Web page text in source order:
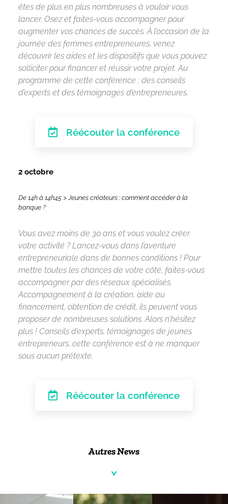
êtes de plus en plus nombreuses à vouloir vous
lancer. Osez et faites-vous accompagner pour
augmenter vos chances de succès. À l’occasion de la
journée des femmes entrepreneures, venez
découvrir les aides et les dispositifs que vous pouvez
solliciter pour financer et réussir votre projet. Au
programme de cette conférence : des conseils
d’experts et des témoignages d’entrepreneures.
Réécouter la conférence
2 octobre
De 14h à 14h45 > Jeunes créateurs : comment accéder à la
banque ?
Vous avez moins de 30 ans et vous voulez créer
votre activité ? Lancez-vous dans l’aventure
entrepreneuriale dans de bonnes conditions ! Pour
mettre toutes les chances de votre côté, faites-vous
accompagner par des réseaux spécialisés.
Accompagnement à la création, aide au
financement, obtention de crédit, ils peuvent vous
proposer de nombreuses solutions. Alors n’hésitez
plus ! Conseils d’experts, témoignages de jeunes
entrepreneurs, cette conférence est à ne manquer
sous aucun prétexte.
Réécouter la conférence
Autres News